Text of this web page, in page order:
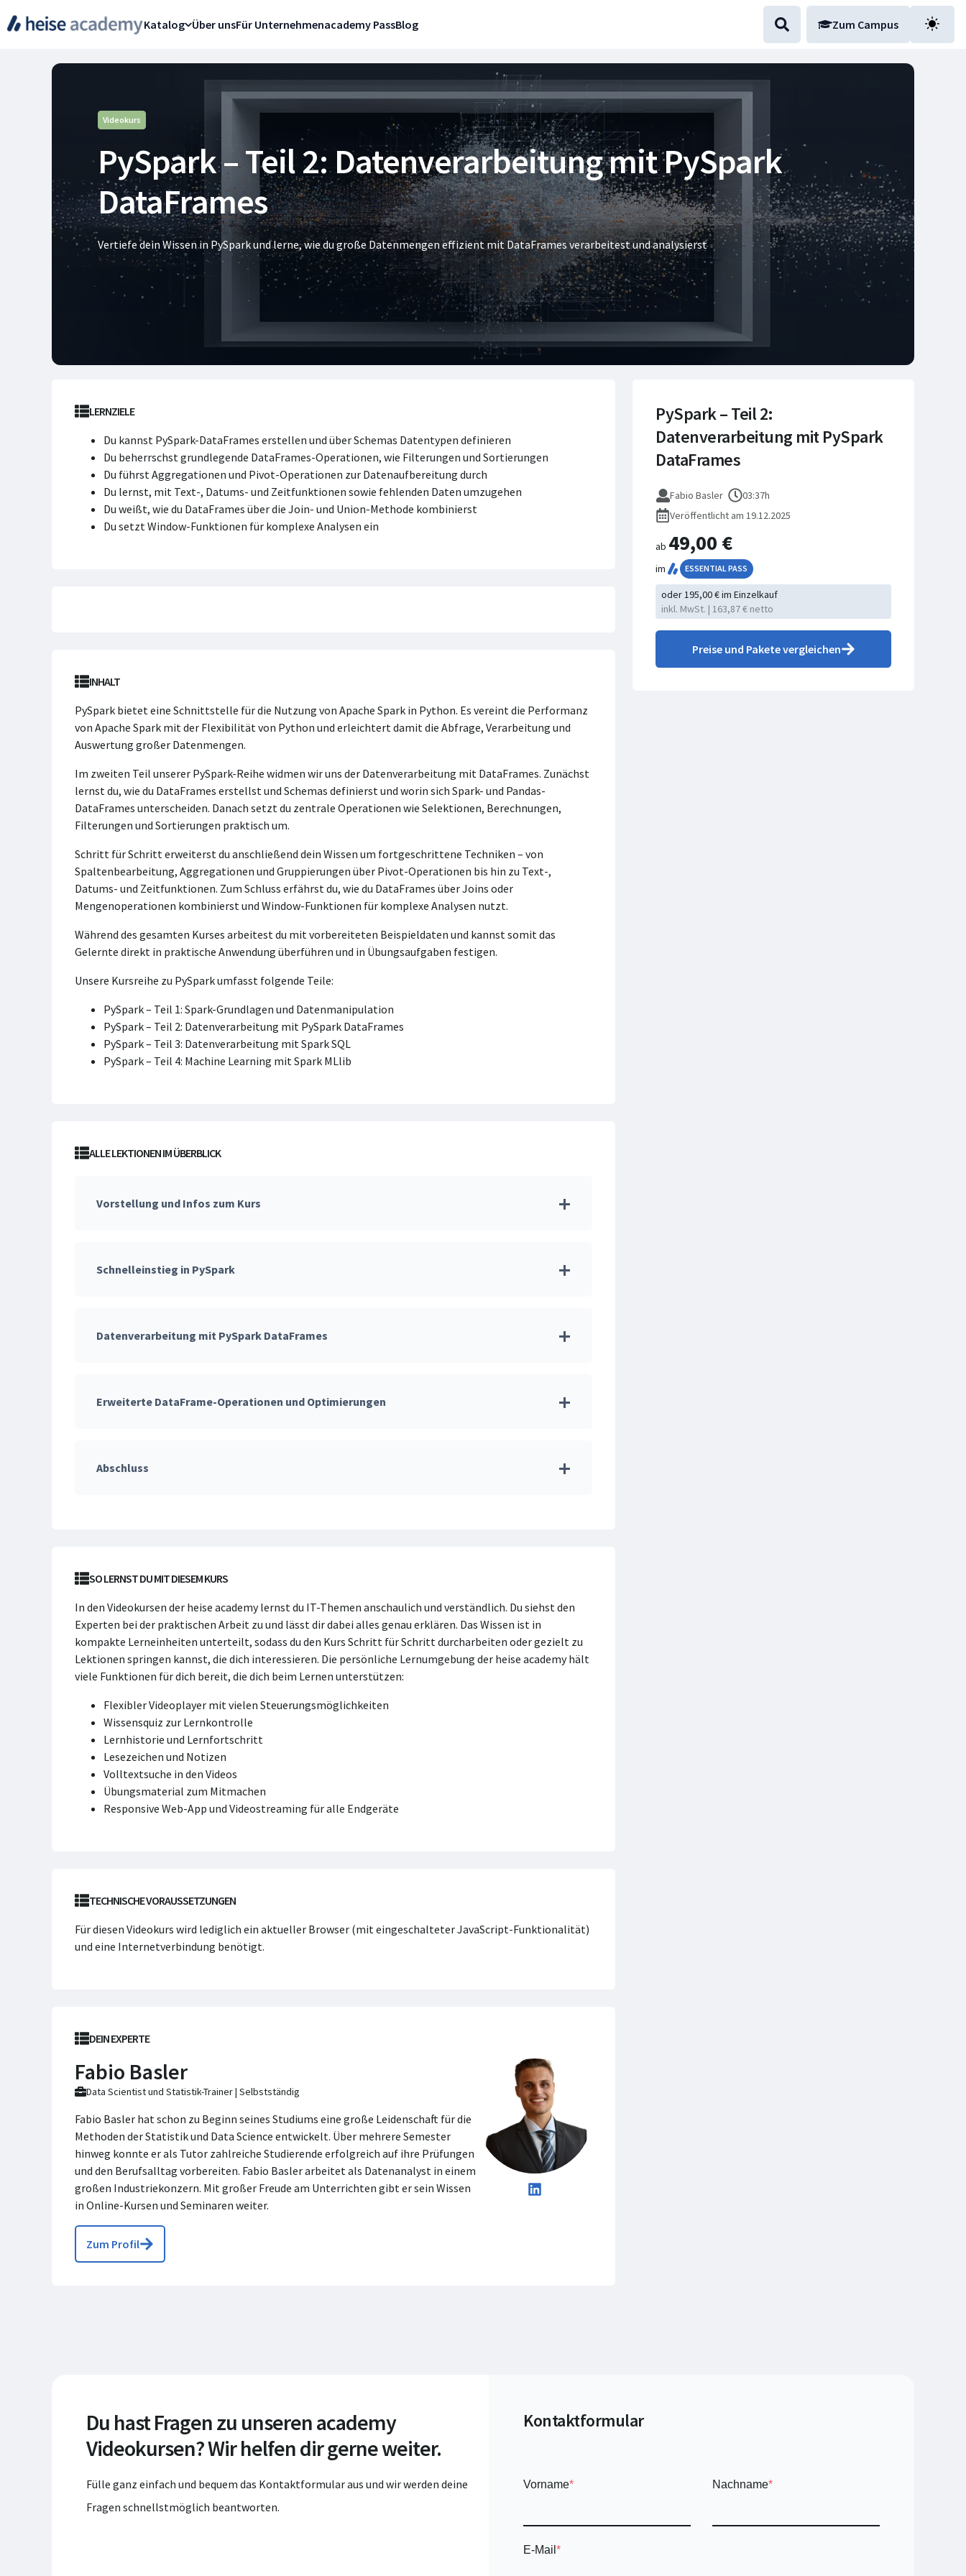
Katalog Über unsFür Unternehmenacademy PassBlog Zum Campus
Videokurs
PySpark – Teil 2: Datenverarbeitung mit PySpark
DataFrames
Vertiefe dein Wissen in PySpark und lerne, wie du große Datenmengen effizient mit DataFrames verarbeitest und analysierst
LERNZIELE
Du kannst PySpark-DataFrames erstellen und über Schemas Datentypen definieren
Du beherrschst grundlegende DataFrames-Operationen, wie Filterungen und Sortierungen
Du führst Aggregationen und Pivot-Operationen zur Datenaufbereitung durch
Du lernst, mit Text-, Datums- und Zeitfunktionen sowie fehlenden Daten umzugehen
Du weißt, wie du DataFrames über die Join- und Union-Methode kombinierst
Du setzt Window-Funktionen für komplexe Analysen ein
INHALT
PySpark bietet eine Schnittstelle für die Nutzung von Apache Spark in Python. Es vereint die Performanz
von Apache Spark mit der Flexibilität von Python und erleichtert damit die Abfrage, Verarbeitung und
Auswertung großer Datenmengen.
Im zweiten Teil unserer PySpark-Reihe widmen wir uns der Datenverarbeitung mit DataFrames. Zunächst
lernst du, wie du DataFrames erstellst und Schemas definierst und worin sich Spark- und Pandas-
DataFrames unterscheiden. Danach setzt du zentrale Operationen wie Selektionen, Berechnungen,
Filterungen und Sortierungen praktisch um.
Schritt für Schritt erweiterst du anschließend dein Wissen um fortgeschrittene Techniken – von
Spaltenbearbeitung, Aggregationen und Gruppierungen über Pivot-Operationen bis hin zu Text-,
Datums- und Zeitfunktionen. Zum Schluss erfährst du, wie du DataFrames über Joins oder
Mengenoperationen kombinierst und Window-Funktionen für komplexe Analysen nutzt.
Während des gesamten Kurses arbeitest du mit vorbereiteten Beispieldaten und kannst somit das
Gelernte direkt in praktische Anwendung überführen und in Übungsaufgaben festigen.
Unsere Kursreihe zu PySpark umfasst folgende Teile:
PySpark – Teil 1: Spark-Grundlagen und Datenmanipulation
PySpark – Teil 2: Datenverarbeitung mit PySpark DataFrames
PySpark – Teil 3: Datenverarbeitung mit Spark SQL
PySpark – Teil 4: Machine Learning mit Spark MLlib
ALLE LEKTIONEN IM ÜBERBLICK
Vorstellung und Infos zum Kurs
Schnelleinstieg in PySpark
Datenverarbeitung mit PySpark DataFrames
Erweiterte DataFrame-Operationen und Optimierungen
Abschluss
SO LERNST DU MIT DIESEM KURS
In den Videokursen der heise academy lernst du IT-Themen anschaulich und verständlich. Du siehst den
Experten bei der praktischen Arbeit zu und lässt dir dabei alles genau erklären. Das Wissen ist in
kompakte Lerneinheiten unterteilt, sodass du den Kurs Schritt für Schritt durcharbeiten oder gezielt zu
Lektionen springen kannst, die dich interessieren. Die persönliche Lernumgebung der heise academy hält
viele Funktionen für dich bereit, die dich beim Lernen unterstützen:
Flexibler Videoplayer mit vielen Steuerungsmöglichkeiten
Wissensquiz zur Lernkontrolle
Lernhistorie und Lernfortschritt
Lesezeichen und Notizen
Volltextsuche in den Videos
Übungsmaterial zum Mitmachen
Responsive Web-App und Videostreaming für alle Endgeräte
TECHNISCHE VORAUSSETZUNGEN
Für diesen Videokurs wird lediglich ein aktueller Browser (mit eingeschalteter JavaScript-Funktionalität)
und eine Internetverbindung benötigt.
DEIN EXPERTE
Fabio Basler
Data Scientist und Statistik-Trainer | Selbstständig
Fabio Basler hat schon zu Beginn seines Studiums eine große Leidenschaft für die
Methoden der Statistik und Data Science entwickelt. Über mehrere Semester
hinweg konnte er als Tutor zahlreiche Studierende erfolgreich auf ihre Prüfungen
und den Berufsalltag vorbereiten. Fabio Basler arbeitet als Datenanalyst in einem
großen Industriekonzern. Mit großer Freude am Unterrichten gibt er sein Wissen
in Online-Kursen und Seminaren weiter.
Zum Profil
PySpark – Teil 2:
Datenverarbeitung mit PySpark
DataFrames
Fabio Basler
03:37h
Veröffentlicht am 19.12.2025
ab 49,00 €
im ESSENTIAL PASS
oder 195,00 € im Einzelkauf
inkl. MwSt. | 163,87 € netto
Preise und Pakete vergleichen
Du hast Fragen zu unseren academy
Videokursen? Wir helfen dir gerne weiter.
Fülle ganz einfach und bequem das Kontaktformular aus und wir werden deine
Fragen schnellstmöglich beantworten.
Kontaktformular
Vorname* Nachname*
E-Mail *